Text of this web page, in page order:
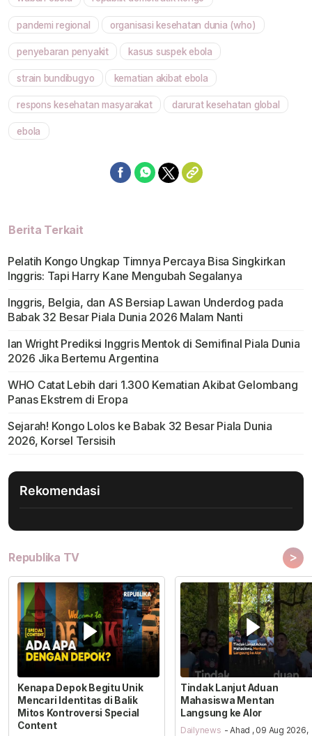
pandemi regional organisasi kesehatan dunia (who)
penyebaran penyakit kasus suspek ebola
strain bundibugyo kematian akibat ebola
respons kesehatan masyarakat darurat kesehatan global
ebola
Berita Terkait
Pelatih Kongo Ungkap Timnya Percaya Bisa Singkirkan
Inggris: Tapi Harry Kane Mengubah Segalanya
Inggris, Belgia, dan AS Bersiap Lawan Underdog pada
Babak 32 Besar Piala Dunia 2026 Malam Nanti
Ian Wright Prediksi Inggris Mentok di Semifinal Piala Dunia
2026 Jika Bertemu Argentina
WHO Catat Lebih dari 1.300 Kematian Akibat Gelombang
Panas Ekstrem di Eropa
Sejarah! Kongo Lolos ke Babak 32 Besar Piala Dunia
2026, Korsel Tersisih
Rekomendasi
Republika TV >
Kenapa Depok Begitu Unik
Mencari Identitas di Balik
Mitos Kontroversi Special
Content
Tindak Lanjut Aduan
Mahasiswa Mentan
Langsung ke Alor
Dailynews - Ahad , 09 Aug 2026,